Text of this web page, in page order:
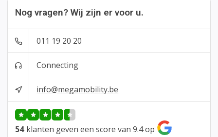
Nog vragen? Wij zijn er voor u.
011 19 20 20
Connecting
info@megamobility.be
54 klanten geven een score van 9.4 op